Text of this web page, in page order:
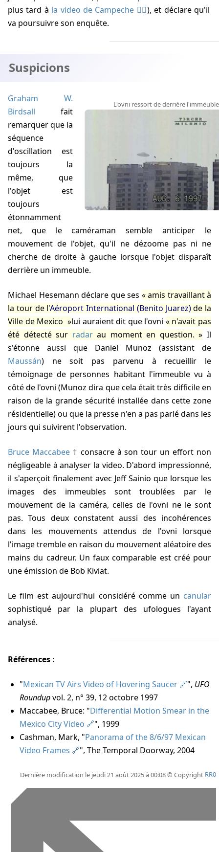
plus tard à la video de Campeche
), et déclare qu'il
va poursuivre son enquête.
Suspicions
L'ovni ressort de derrière l'immeuble
Graham W.
Birdsall fait
remarquer que la
séquence
d'oscillation est
toujours la
même, que
l'objet est
toujours
étonnamment
net, que le caméraman semble anticiper le
mouvement de l'objet, qu'il ne dézoome pas ni ne
cherche de droite à gauche lorsque l'objet disparaît
derrière un immeuble.
Michael Hesemann déclare que ses
amis travaillant à
la tour de l'Aéroport International (Benito Juarez)de la
Ville de Mexico
lui auraient dit que l'ovni
n'avait pas
été détecté sur radarau moment en question.
Il
s'étonne aussi que Daniel Munoz (assistant de
Maussán) ne soit pas parvenu à recueillir le
témoignage de personnes habitant l'immeuble vu à
côté de l'ovni (Munoz dira que cela était très difficile en
raison de la grande sécurité installée dans cette zone
résidentielle) ou que la presse n'en a pas parlé dans les
jours qui suivirent l'observation.
Bruce Maccabee
consacre à son tour un effort non
négligeable à analyser la video. D'abord impressionné,
il s'aperçoit finalement avec Jeff Sainio que lorsque les
images des immeubles sont troublées par le
mouvement de la caméra, celles de l'ovni ne le sont
pas. Tous deux constatent aussi des incohérences
dans les mouvements attendus de l'ovni lorsque
l'image tremble en raison du mouvement aléatoire des
mains du cadreur. Un faux comparable est créé pour
une émission de Bob Kiviat.
Le film est aujourd'hui considéré comme un canular
sophistiqué par la plupart des ufologues l'ayant
analysé.
Références :
"Mexican TV Airs Video of Hovering Saucer ", UFO
Roundupvol. 2, n° 39, 12 octobre 1997
Maccabee, Bruce: "Differential Motion Smear in the
Mexico City Video
", 1999
Cashman, Mark, "Panorama of the 8/6/97 Mexican
Video Frames
", The Temporal Doorway, 2004
Dernière modification le jeudi 21 août 2025 à 00:08 © Copyright RR0